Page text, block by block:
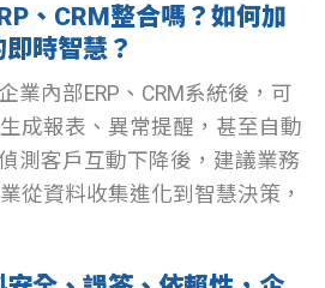
、CRM整合嗎？如何加
時智慧？
業內部ERP、CRM系統後，可
成報表、異常提醒，甚至自動
測客戶互動下降後，建議業務
從資料收集進化到智慧決策，